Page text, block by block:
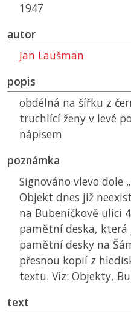
1947
autor
Jan Laušman
popis
obdélná na šířku z
truchlící ženy v levé
nápisem
poznámka
Signováno vlevo dole
Objekt dnes již
na Bubeníčkově ulici
pamětní deska,
pamětní desky na
přesnou kopií z
textu. Viz: Objekty,
text